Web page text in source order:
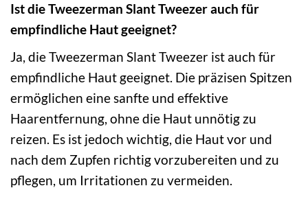
Ist die Tweezerman Slant Tweezer auch für
empfindliche Haut geeignet?
Ja, die Tweezerman Slant Tweezer ist auch für
empfindliche Haut geeignet. Die präzisen Spitzen
ermöglichen eine sanfte und effektive
Haarentfernung, ohne die Haut unnötig zu
reizen. Es ist jedoch wichtig, die Haut vor und
nach dem Zupfen richtig vorzubereiten und zu
pflegen, um Irritationen zu vermeiden.